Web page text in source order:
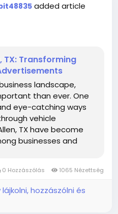
added article
TX: Transforming
landscape,
than ever. One
eye-catching ways
vehicle
TX have become
businesses and
0 Hozzászólás 1065 Nézettség
hozzászólni és